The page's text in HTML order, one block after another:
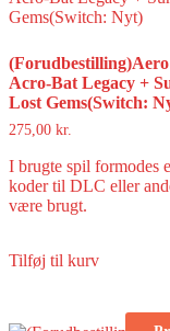
Acro-Bat Legacy +
Lost Gems(Switch:
275,00 kr.
I brugte spil formodes
koder til DLC eller
være brugt.
Tilføj til kurv